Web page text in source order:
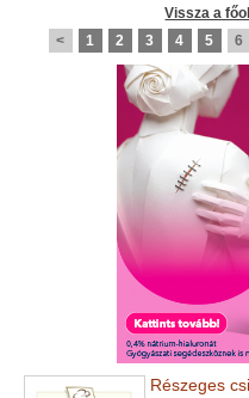
Vissza a
<
1 2 3 4 5 6
Részeges